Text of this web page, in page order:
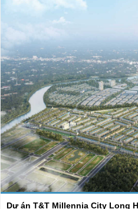
Dự án T&T Millennia City Long